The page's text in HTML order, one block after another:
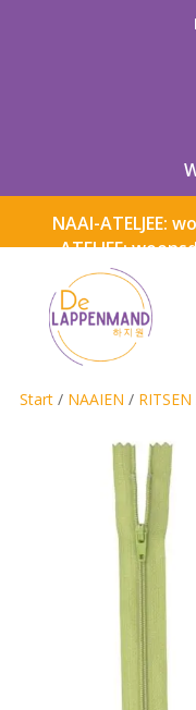
NAAI-ATELJEE:
ATELJEE:
Start/ NAAIEN / RITSEN